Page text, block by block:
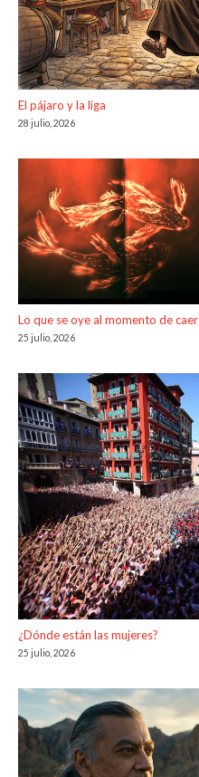
El pájaro y la liga
28 julio, 2026
Lo que se oye al momento de caer
25 julio, 2026
¿Dónde están las mujeres?
25 julio, 2026